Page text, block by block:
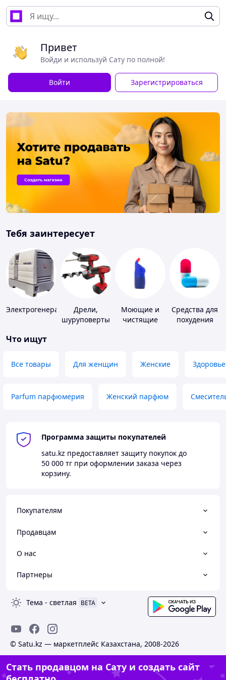
Привет
Войди и используй Сату по полной!
Войти Зарегистрироваться
Тебя заинтересует
ЭлектрогенераторыДрели,
шуруповерты
Моющие и
чистящие
Средства для
похудения
Что ищут
Все товары Для женщин Женские Здоровье
Parfum парфюмерия Женский парфюм
Программа защиты покупателей
satu.kz предоставляет защиту покупок до
50 000 тг при оформлении заказа через
корзину.
Покупателям
Продавцам
О нас
Партнеры
Тема - светлая BETA
© Satu.kz — маркетплейс Казахстана, 2008-2026
Стать продавцом на Сату и создать сайт